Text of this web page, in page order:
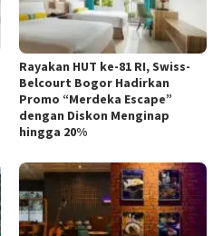
Rayakan HUT ke-81 RI, Swiss-
Belcourt Bogor Hadirkan
Promo “Merdeka Escape”
dengan Diskon Menginap
hingga 20%